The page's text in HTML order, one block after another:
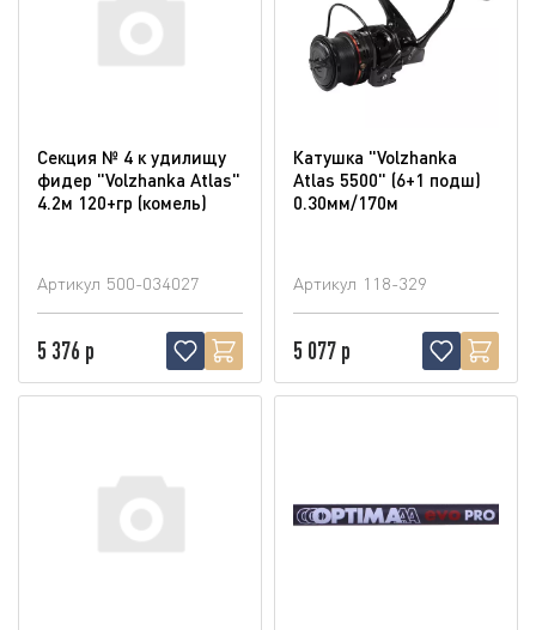
Секция № 4 к удилищу
фидер "Volzhanka Atlas"
4.2м 120+гр (комель)
Артикул 500-034027
5 376 р
Катушка "Volzhanka
Atlas 5500" (6+1 подш)
0.30мм/170м
Артикул 118-329
5 077 р